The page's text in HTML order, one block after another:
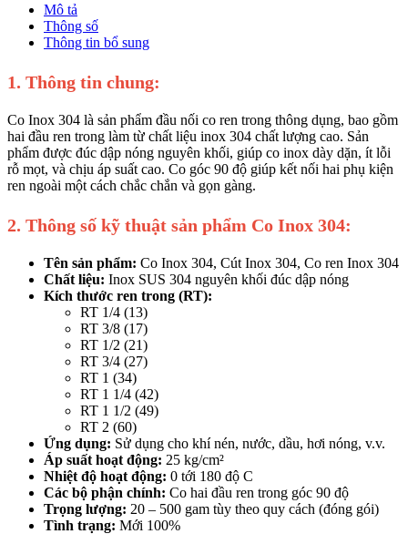
Mô tả
Thông số
Thông tin bổ sung
1. Thông tin chung:
Co Inox 304 là sản phẩm đầu nối co ren trong thông dụng, bao gồm
hai đầu ren trong làm từ chất liệu inox 304 chất lượng cao. Sản
phẩm được đúc dập nóng nguyên khối, giúp co inox dày dặn, ít lỗi
rỗ mọt, và chịu áp suất cao. Co góc 90 độ giúp kết nối hai phụ kiện
ren ngoài một cách chắc chắn và gọn gàng.
2. Thông số kỹ thuật sản phẩm Co Inox 304:
Tên sản phẩm: Co Inox 304, Cút Inox 304, Co ren Inox 304
Chất liệu: Inox SUS 304 nguyên khối đúc dập nóng
Kích thước ren trong (RT):
RT 1/4 (13)
RT 3/8 (17)
RT 1/2 (21)
RT 3/4 (27)
RT 1 (34)
RT 1 1/4 (42)
RT 1 1/2 (49)
RT 2 (60)
Ứng dụng: Sử dụng cho khí nén, nước, dầu, hơi nóng, v.v.
Áp suất hoạt động: 25 kg/cm²
Nhiệt độ hoạt động: 0 tới 180 độ C
Các bộ phận chính: Co hai đầu ren trong góc 90 độ
Trọng lượng: 20 – 500 gam tùy theo quy cách (đóng gói)
Tình trạng: Mới 100%